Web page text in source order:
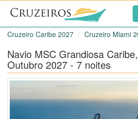
Cruzeiro Caribe 2027
Cruzeiro Miami
Navio MSC Grandiosa
Outubro 2027 - 7 noites